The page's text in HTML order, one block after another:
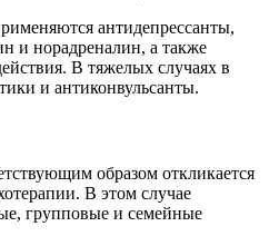
антидепрессанты,
и норадреналин, а также
В тяжелых случаях в
и антиконвульсанты.
образом откликается
В этом случае
групповые и семейные